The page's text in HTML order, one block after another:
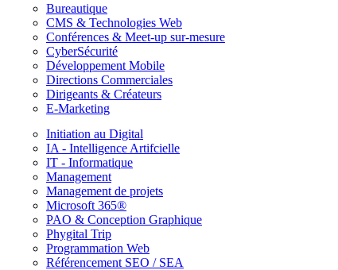
Bureautique
CMS & Technologies Web
Conférences & Meet-up sur-mesure
CyberSécurité
Développement Mobile
Directions Commerciales
Dirigeants & Créateurs
E-Marketing
Initiation au Digital
IA - Intelligence Artifcielle
IT - Informatique
Management
Management de projets
Microsoft 365®
PAO & Conception Graphique
Phygital Trip
Programmation Web
Référencement SEO / SEA